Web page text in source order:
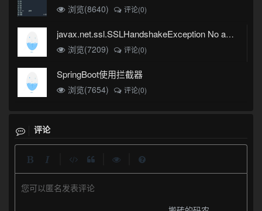
浏览(8640) 评论(0)
javax.net.ssl.SSLHandshakeException No appropriate protocol (protocol is disabled or cipher suites are inappropriate)错误
浏览(7209)
评论(0)
SpringBoot使用拦截器
浏览(7654) 评论(0)
评论
您可以匿名发表评论